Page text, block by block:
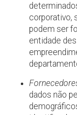
corporativo,
podem ser
entidade
dados não